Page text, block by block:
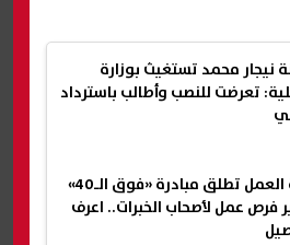
نيجار محمد تستغيث بوزارة
تعرضت للنصب وأطالب باسترداد
وزارة العمل تطلق مبادرة «فوق الـ40»
فرص عمل لأصحاب الخبرات.. اعرف